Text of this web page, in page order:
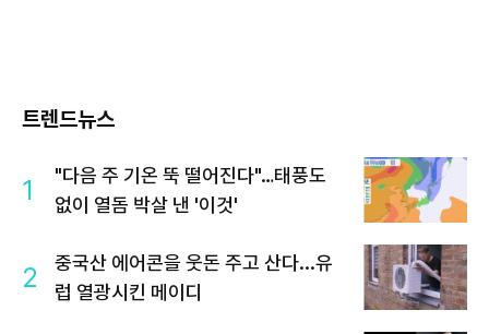
트렌드뉴스
1
"다음 주 기온 뚝 떨어진다"…태풍도
없이 열돔 박살 낸 '이것'
2
중국산 에어콘을 웃돈 주고 산다...유
럽 열광시킨 메이디